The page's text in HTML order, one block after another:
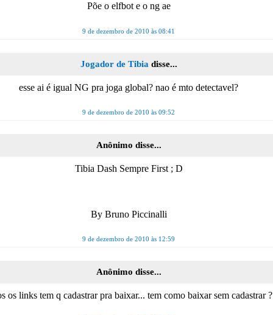
Põe o elfbot e o ng ae
9 de dezembro de 2010 às 08:41
Jogador de Tibia disse...
esse ai é igual NG pra joga global? nao é mto detectavel?
9 de dezembro de 2010 às 09:52
Anônimo disse...
Tibia Dash Sempre First ; D
By Bruno Piccinalli
9 de dezembro de 2010 às 12:59
Anônimo disse...
os links tem q cadastrar pra baixar... tem como baixar sem cadastrar ?